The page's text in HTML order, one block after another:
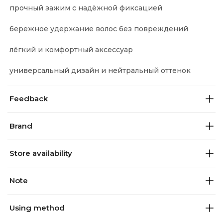
прочный зажим с надёжной фиксацией
бережное удержание волос без повреждений
лёгкий и комфортный аксессуар
универсальный дизайн и нейтральный оттенок
Feedback
Brand
Store availability
Note
Using method